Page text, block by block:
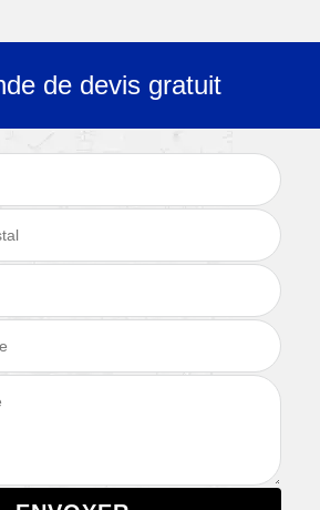
de devis gratuit